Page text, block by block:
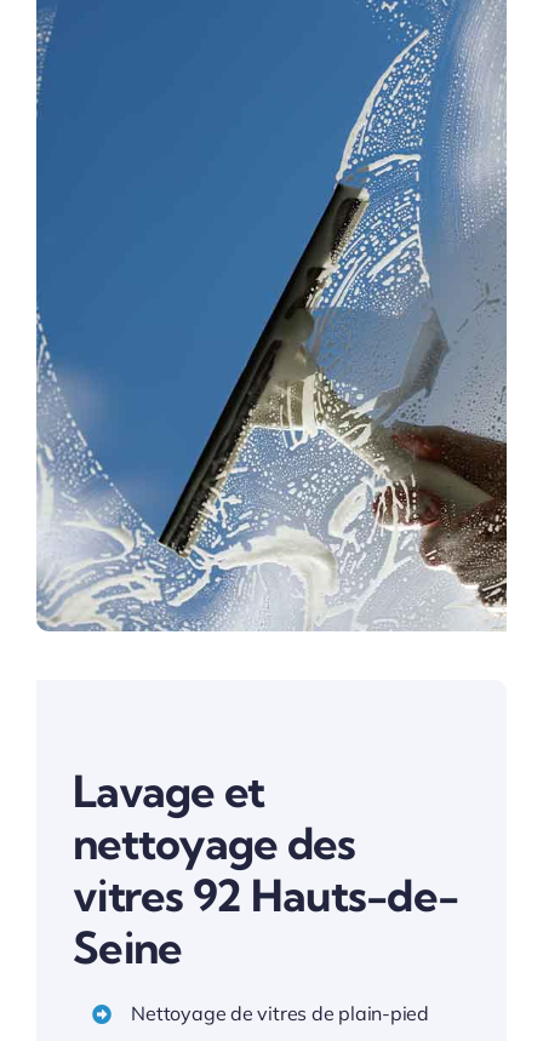
Lavage et
nettoyage des
vitres 92 Hauts-de-
Seine
Nettoyage de vitres de plain-pied